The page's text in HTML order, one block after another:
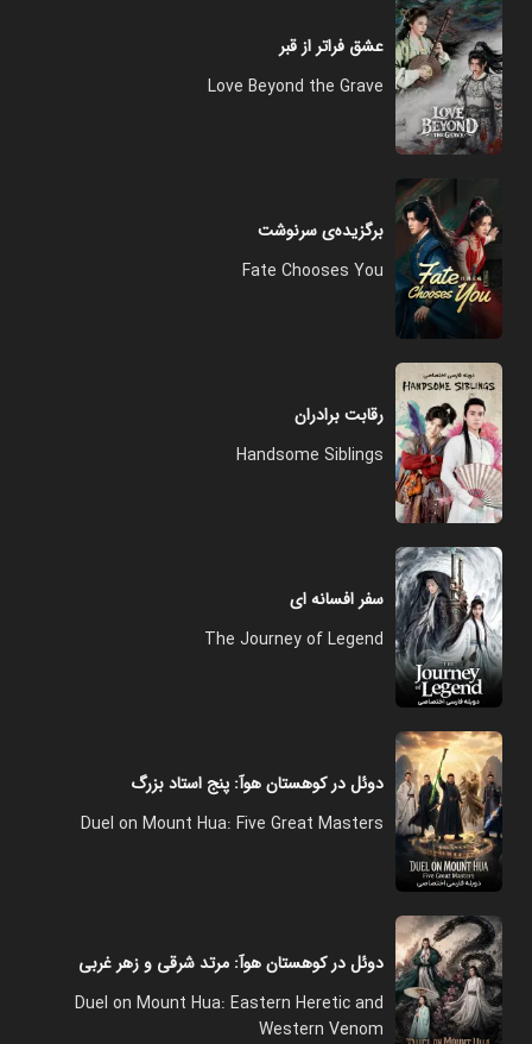
عشق فراتر از قبر
Love Beyond the Grave
برگزیده‌ی سرنوشت
Fate Chooses You
رقابت برادران
Handsome Siblings
سفر افسانه ای
The Journey of Legend
دوئل در کوهستان هوآ: پنج استاد بزرگ
Duel on Mount Hua: Five Great Masters
دوئل در کوهستان هوآ: مرتد شرقی و زهر غربی
Duel on Mount Hua: Eastern Heretic and
Western Venom